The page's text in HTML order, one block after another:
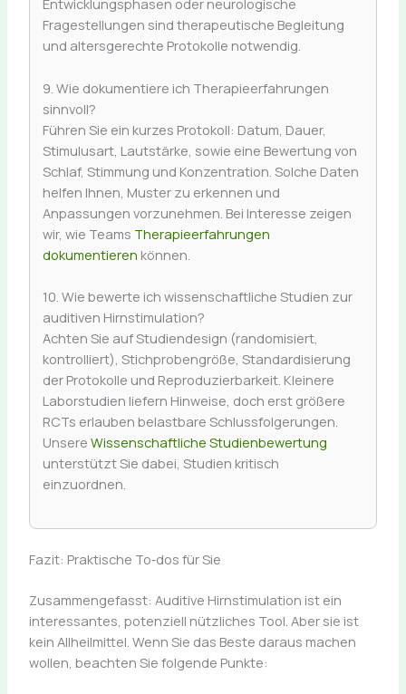
Entwicklungsphasen oder neurologische
Fragestellungen sind therapeutische Begleitung
und altersgerechte Protokolle notwendig.
9. Wie dokumentiere ich Therapieerfahrungen
sinnvoll?
Führen Sie ein kurzes Protokoll: Datum, Dauer,
Stimulusart, Lautstärke, sowie eine Bewertung von
Schlaf, Stimmung und Konzentration. Solche Daten
helfen Ihnen, Muster zu erkennen und
Anpassungen vorzunehmen. Bei Interesse zeigen
wir, wie Teams Therapieerfahrungen
dokumentieren können.
10. Wie bewerte ich wissenschaftliche Studien zur
auditiven Hirnstimulation?
Achten Sie auf Studiendesign (randomisiert,
kontrolliert), Stichprobengröße, Standardisierung
der Protokolle und Reproduzierbarkeit. Kleinere
Laborstudien liefern Hinweise, doch erst größere
RCTs erlauben belastbare Schlussfolgerungen.
Unsere Wissenschaftliche Studienbewertung
unterstützt Sie dabei, Studien kritisch
einzuordnen.
Fazit: Praktische To‑dos für Sie
Zusammengefasst: Auditive Hirnstimulation ist ein
interessantes, potenziell nützliches Tool. Aber sie ist
kein Allheilmittel. Wenn Sie das Beste daraus machen
wollen, beachten Sie folgende Punkte: